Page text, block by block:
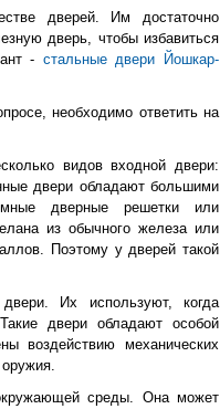
дверей. Им достаточно
дверь, чтобы избавиться
- стальные двери Йошкар-
необходимо ответить на
видов входной двери:
двери обладают большими
дверные решетки или
из обычного железа или
Поэтому у дверей такой
Их используют, когда
двери обладают особой
воздействию механических
среды. Она может